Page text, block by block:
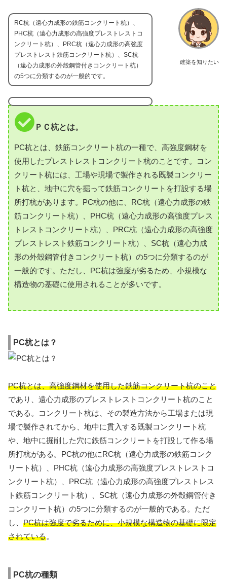
建築を知りたい
RC杭（遠心力成形の鉄筋コンクリート杭）、
PHC杭（遠心力成形の高強度プレストレストコ
ンクリート杭）、PRC杭（遠心力成形の高強度
プレストレスト鉄筋コンクリート杭）、SC杭
（遠心力成形の外殻鋼管付きコンクリート杭）
の5つに分類するのが一般的です。
ＰＣ杭とは。
PC杭とは、鉄筋コンクリート杭の一種で、高強度鋼材を
使用したプレストレストコンクリート杭のことです。コン
クリート杭には、工場や現場で製作される既製コンクリー
ト杭と、地中に穴を掘って鉄筋コンクリートを打設する場
所打杭があります。PC杭の他に、RC杭（遠心力成形の鉄
筋コンクリート杭）、PHC杭（遠心力成形の高強度プレス
トレストコンクリート杭）、PRC杭（遠心力成形の高強度
プレストレスト鉄筋コンクリート杭）、SC杭（遠心力成
形の外殻鋼管付きコンクリート杭）の5つに分類するのが
一般的です。ただし、PC杭は強度が劣るため、小規模な
構造物の基礎に使用されることが多いです。
PC杭とは？
PC杭とは、高強度鋼材を使用した鉄筋コンクリート杭のこと
であり、遠心力成形のプレストレストコンクリート杭のこと
である。コンクリート杭は、その製造方法から工場または現
場で製作されてから、地中に貫入する既製コンクリート杭
や、地中に掘削した穴に鉄筋コンクリートを打設して作る場
所打杭がある。PC杭の他にRC杭（遠心力成形の鉄筋コンク
リート杭）、PHC杭（遠心力成形の高強度プレストレストコ
ンクリート杭）、PRC杭（遠心力成形の高強度プレストレス
ト鉄筋コンクリート杭）、SC杭（遠心力成形の外殻鋼管付き
コンクリート杭）の5つに分類するのが一般的である。ただ
し、 PC杭は強度で劣るために、小規模な構造物の基礎に限定
されている。
PC杭の種類